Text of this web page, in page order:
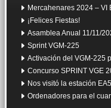
Mercahenares 2024 – VI
¡Felices Fiestas!
Asamblea Anual 11/11/
Sprint VGM-225
Activación del VGM-225
Concurso SPRINT VGE
Nos visitó la estación
Ordenadores para el